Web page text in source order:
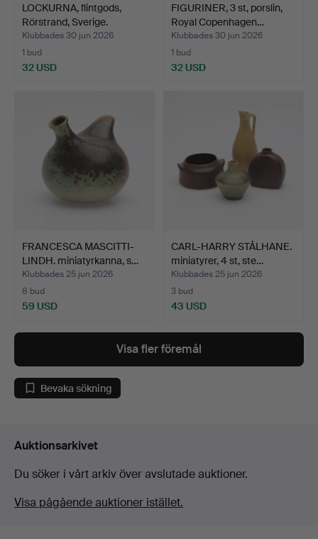
LOCKURNA, flintgods,
Rörstrand, Sverige.
Klubbades 30 jun 2026
1 bud
32 USD
FIGURINER, 3 st, porslin,
Royal Copenhagen…
Klubbades 30 jun 2026
1 bud
32 USD
FRANCESCA MASCITTI-
LINDH. miniatyrkanna, s…
Klubbades 25 jun 2026
8 bud
59 USD
CARL-HARRY STÅLHANE.
miniatyrer, 4 st, ste…
Klubbades 25 jun 2026
3 bud
43 USD
Visa fler föremål
Bevaka sökning
Auktionsarkivet
Du söker i vårt arkiv över avslutade auktioner.
Visa pågående auktioner istället.